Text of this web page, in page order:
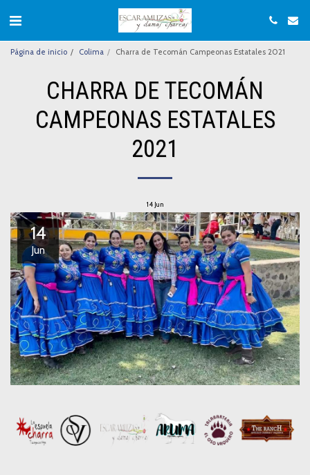
Página de inicio Colima Charra de Tecomán Campeonas Estatales 2021
CHARRA DE TECOMÁN
CAMPEONAS ESTATALES
2021
14 Jun
14
Jun